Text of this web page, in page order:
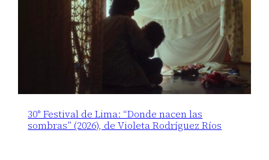
30° Festival de Lima: “Donde nacen las
sombras” (2026), de Violeta Rodríguez Ríos